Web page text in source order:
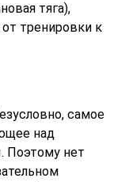
тяга),
тренировки к
самое
над
Поэтому нет